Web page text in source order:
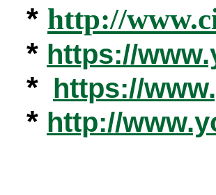
* http://
* https://
* https://
* http://